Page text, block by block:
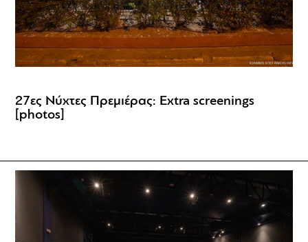
27ες Νύχτες Πρεμιέρας: Extra screenings
[photos]